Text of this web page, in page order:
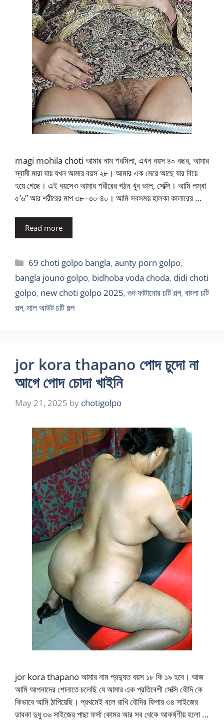
magi mohila choti আমার নাম শরমিলা, এখন বয়স ৪০ বছর, আমার
স্বামী মারা যায় যখন আমার বয়স ২৮। আমার এক মেয়ে আছে যার বিয়ে
হয়ে গেছে। এই বয়সেও আমার শরীরের গঠন খুব ভাল, সেক্সি। আমি লম্বা
৫’৬” আর শরীরের মাপ ৩৮–৩০-৪০। আমি সবসময় হালকা কালারের …
Read more
Categories
69 choti golpo bangla,aunty porn golpo,
bangla jouno golpo, bidhoba voda choda, didi choti
golpo, new choti golpo 2025, গুদ ফাটানোর চটি গল্প, বাংলা চটি
গল্প, মাল আউট চটি গল্প
jor kora thapano পোদ চুদো না
আগে পোদ চোদা খাইনি
May 21, 2025 by chotigolpo
jor kora thapano আমার নাম প্রদ্যুত বয়স ১৮ কি ১৯ হবে। আজ
আমি আপনাদের শোনাতে চলেছি যে আমার এক প্রতিবেশী সেক্সি বৌদি কে
কিভাবে আমি ঠাপিয়েছি। প্রথমেই বলে রাখি বৌদির ফিগার ৩৪ সাইজের
ডাবকা দুধু ৩৬ সাইজের পাছা ফর্সা কোমর আর সব থেকে আকর্ষণীয় হলো …